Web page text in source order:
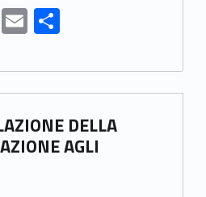
as
E
m
ai
l
S
ar
e
DELLA
AGLI